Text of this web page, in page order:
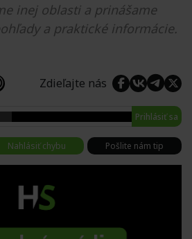
inej oblasti a prinášame
a praktické informácie.
Zdieľajte nás
Prihlásiť sa
Nahlásiť chybu Pošlite nám tip